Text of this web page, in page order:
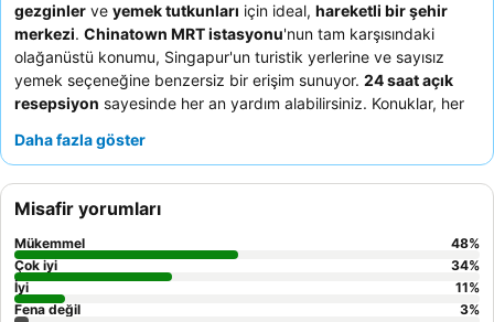
gezginler ve yemek tutkunları için ideal, hareketli bir şehir
merkezi. Chinatown MRT istasyonu'nun tam karşısındaki
olağanüstü konumu, Singapur'un turistik yerlerine ve sayısız
yemek seçeneğine benzersiz bir erişim sunuyor. 24 saat açık
resepsiyon sayesinde her an yardım alabilirsiniz. Konuklar, her
personelive kaliteli nevresimlere sahip konforlu yatakları sürekli
Food Centre'ın hemen yakınındaki çeşitli restoranları ve seyyar
satıcıları keşfedin.
Daha fazla göster
Misafir yorumları
Mükemmel 48%
Çok iyi
34%
İyi
11%
Fena değil
3%